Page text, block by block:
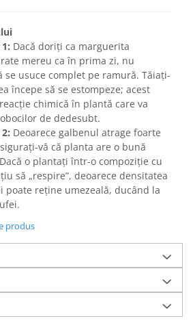
Dacă doriți ca marguerita
mereu ca în prima zi, nu
se usuce complet pe ramură. Tăiați-
începe să se estompeze; acest
chimică în plantă care va
de dedesubt.
Deoarece galbenul atrage foarte
vă că planta are o bună
o plantați într-o compoziție cu
să „respire”, deoarece densitatea
poate reține umezeală, ducând la
produs